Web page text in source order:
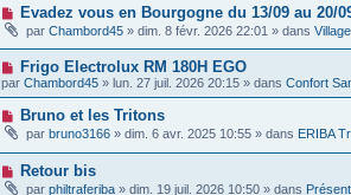
g
m
e
s
s
a
g
e
v
e
a
u
m
e
s
s
g
N
u
v
a
u
m
e
s
s
a
g
Evadez vous en Bourgogne du 13/09 au 20/
par Chambord45 » dim. 8 févr. 2026 22:01 » dans
N
o
v
e
a
u
m
e
s
Frigo Electrolux RM 180H EGO
par Chambord45 » lun. 27 juil. 2026 20:15 » dans Confort
N
o
u
v
a
Bruno et les Tritons
par bruno3166 » dim. 6 avr. 2025 10:55 » dans ERIBA
NRetour bis
par philtraferiba » dim. 19 juil. 2026 10:50 » dans